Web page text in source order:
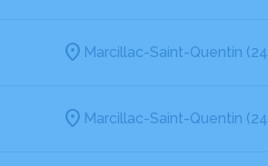
Marcillac-Saint-Quentin
Marcillac-Saint-Quentin